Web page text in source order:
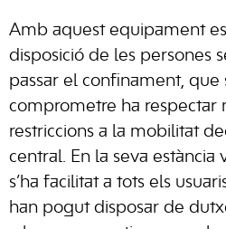
Amb aquest equipament
disposició de les persones
passar el confinament, que
comprometre ha respectar
restriccions a la mobilitat
central. En la seva estància
s’ha facilitat a tots els
han pogut disposar de